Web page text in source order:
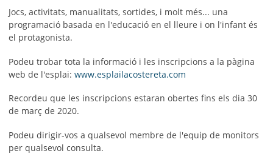
Jocs, activitats, manualitats, sortides, i molt més... una
programació basada en l'educació en el lleure i on l'infant és
el protagonista.
Podeu trobar tota la informació i les inscripcions a la pàgina
web de l'esplai:www.esplailacostereta.com
Recordeu que les inscripcions estaran obertes fins els dia 30
de març de 2020.
Podeu dirigir-vos a qualsevol membre de l'equip de monitors
per qualsevol consulta.